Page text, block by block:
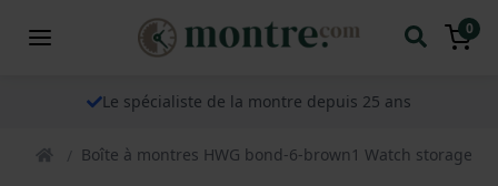
0
Le spécialiste de la montre depuis 25 ans
Boîte à montres HWG bond-6-brown1 Watch storage